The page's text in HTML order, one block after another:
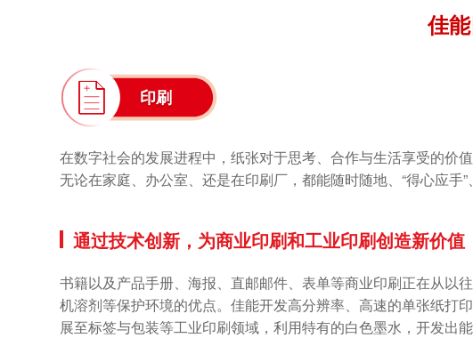
佳
印刷
在数字社会的发展进程中，纸张对于思考、合作与生活享受的价
无论在家庭、办公室、还是在印刷厂，都能随时随地、“得心应手”
通过技术创新，为商业印刷和工业印刷创造新价值
书籍以及产品手册、海报、直邮邮件、表单等商业印刷正在从以
机溶剂等保护环境的优点。佳能开发高分辨率、高速的单张纸打
展至标签与包装等工业印刷领域，利用特有的白色墨水，开发出